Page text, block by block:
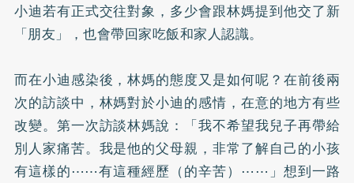
小迪若有正式交往對象，多少會跟林媽提到他交了新
「朋友」，也會帶回家吃飯和家人認識。
而在小迪感染後，林媽的態度又是如何呢？在前後兩
次的訪談中，林媽對於小迪的感情，在意的地方有些
改變。第一次訪談林媽說：「我不希望我兒子再帶給
別人家痛苦。我是他的父母親，非常了解自己的小孩
有這樣的⋯⋯有這種經歷（的辛苦）⋯⋯」想到一路